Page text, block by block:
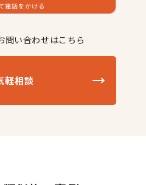
電話をかける
問い合わせはこちら
軽相談